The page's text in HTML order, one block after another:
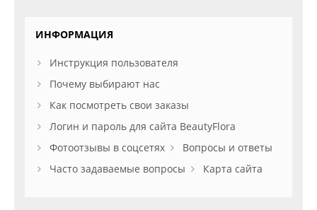
ИНФОРМАЦИЯ
Инструкция пользователя
Почему выбирают нас
Как посмотреть свои заказы
Логин и пароль для сайта BeautyFlora
Фотоотзывы в соцсетях
Вопросы и ответы
Часто задаваемые вопросы
Карта сайта